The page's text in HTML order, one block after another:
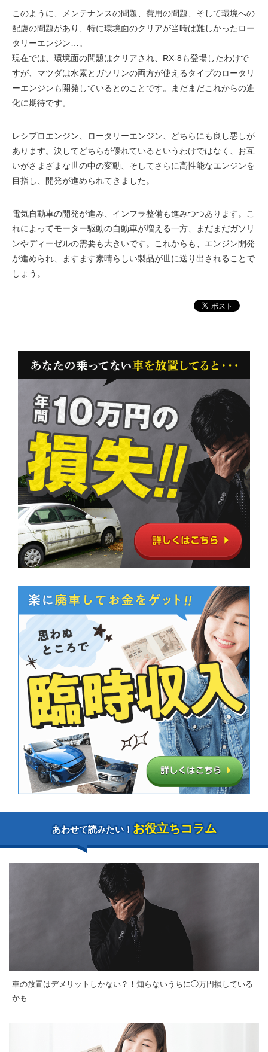
このように、メンテナンスの問題、費用の問題、そして環境への
配慮の問題があり、特に環境面のクリアが当時は難しかったロー
タリーエンジン…。
現在では、環境面の問題はクリアされ、RX-8も登場したわけで
すが、マツダは水素とガソリンの両方が使えるタイプのロータリ
ーエンジンも開発しているとのことです。まだまだこれからの進
化に期待です。
レシプロエンジン、ロータリーエンジン、どちらにも良し悪しが
あります。決してどちらが優れているというわけではなく、お互
いがさまざまな世の中の変動、そしてさらに高性能なエンジンを
目指し、開発が進められてきました。
電気自動車の開発が進み、インフラ整備も進みつつあります。こ
れによってモーター駆動の自動車が増える一方、まだまだガソリ
ンやディーゼルの需要も大きいです。これからも、エンジン開発
が進められ、ますます素晴らしい製品が世に送り出されることで
しょう。
あわせて読みたい！ お役立ちコラム
車の放置はデメリットしかない？！知らないうちに◯万円損している
かも